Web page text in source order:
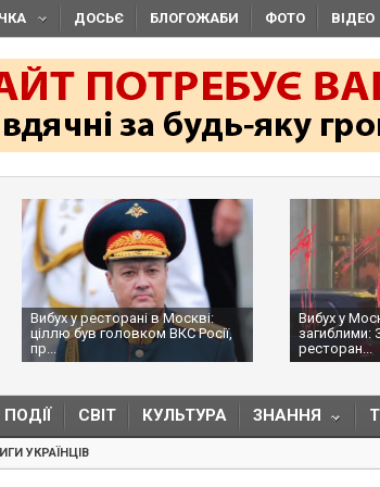
ДОСЬЄ БЛОГОЖАБИ ФОТО ВІДЕО
Вибух у ресторані в Москві:
ціллю був головком ВКС Росії,
пр...
Вибух у
загиблими:
ресторан...
СВІТ КУЛЬТУРА ЗНАННЯ
УКРАЇНЦІВ